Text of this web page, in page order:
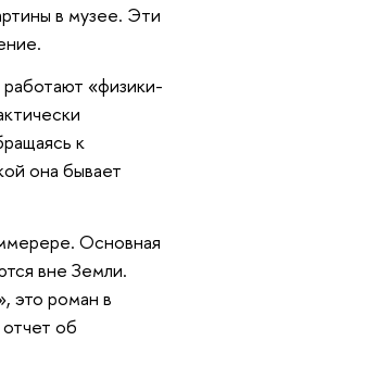
в музее. Эти
«физики-
к
она бывает
Основная
вне Земли.
это роман в
об